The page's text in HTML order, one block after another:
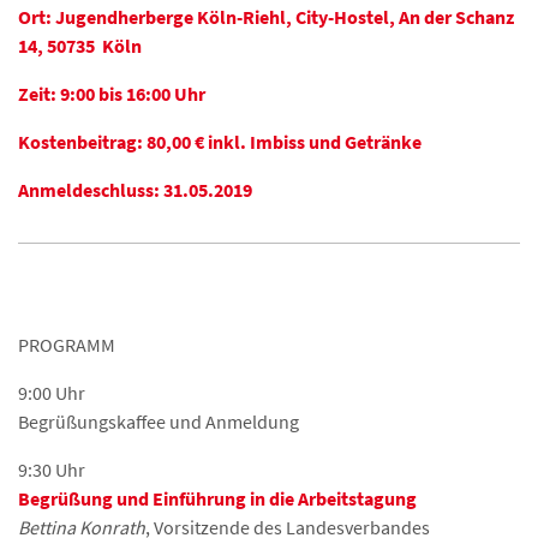
Ort: Jugendherberge Köln-Riehl, City-Hostel, An der Schanz
14, 50735 Köln
Zeit: 9:00 bis 16:00 Uhr
Kostenbeitrag: 80,00 € inkl. Imbiss und Getränke
Anmeldeschluss: 31.05.2019
PROGRAMM
9:00 Uhr
Begrüßungskaffee und Anmeldung
9:30 Uhr
Begrüßung und Einführung in die Arbeitstagung
Bettina Konrath, Vorsitzende des Landesverbandes